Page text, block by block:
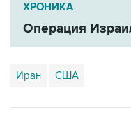
ХРОНИКА
Операция
Иран США